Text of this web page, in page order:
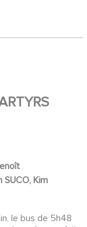
SUCO, Kim
le bus de 5h48